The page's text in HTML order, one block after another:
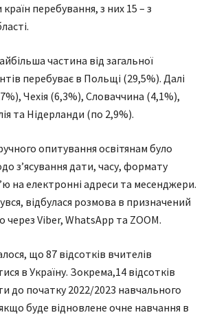
перебування, з них 15 – з
частина від загальної
перебуває в Польщі (29,5%). Далі
Чехія (6,3%), Словаччина (4,1%),
та Нідерланди (по 2,9%).
опитування освітянам було
з’ясування дати, часу, формату
на електронні адреси та месенджери.
відбулася розмова в призначений
Viber, WhatsApp та ZOOM.
що 87 відсотків вчителів
в Україну. Зокрема,14 відсотків
до початку 2022/2023 навчального
буде відновлене очне навчання в